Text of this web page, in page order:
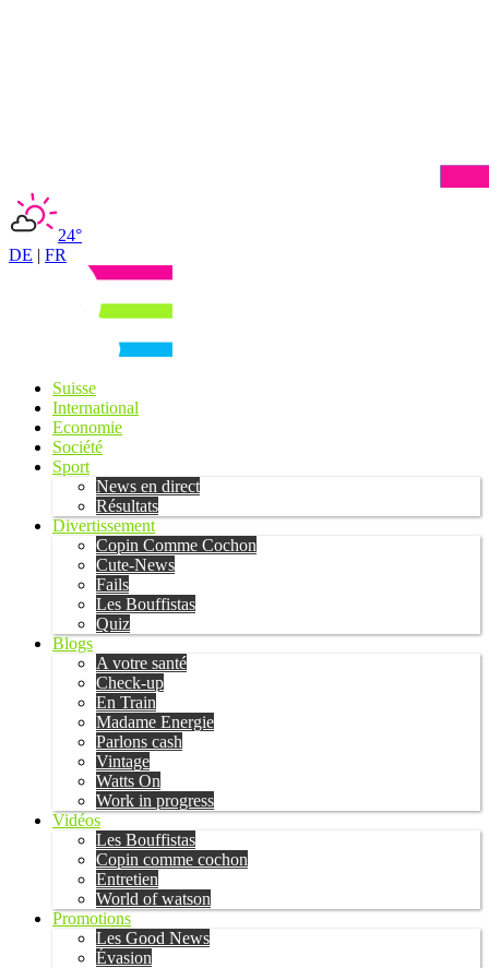
24°
DE | FR
Suisse
International
Economie
Société
Sport
News en direct
Résultats
Divertissement
Copin Comme Cochon
Cute-News
Fails
Les Bouffistas
Quiz
Blogs
A votre santé
Check-up
En Train
Madame Energie
Parlons cash
Vintage
Watts On
Work in progress
Vidéos
Les Bouffistas
Copin comme cochon
Entretien
World of watson
Promotions
Les Good News
Évasion